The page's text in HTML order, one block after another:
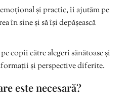
și practic, îi ajutăm pe
în sine și să își depășească
copii către alegeri sănătoase și
și perspective diferite.
este necesară?